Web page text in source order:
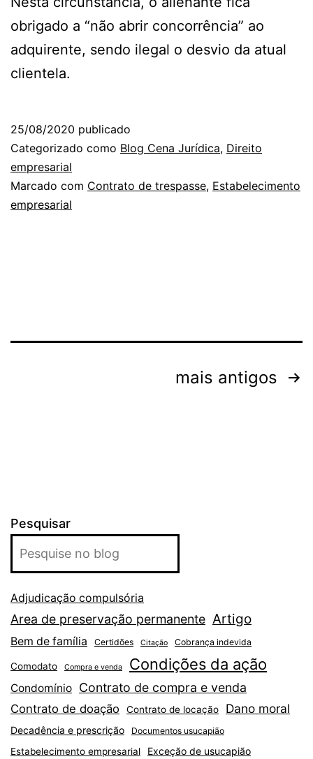
obrigado a “não abrir concorrência” ao
adquirente, sendo ilegal o desvio da atual
clientela.
25/08/2020 publicado
Categorizado como Blog Cena Jurídica, Direito
empresarial
Marcado com Contrato de trespasse, Estabelecimento
empresarial
mais antigos
Pesquisar
Adjudicação compulsória
Area de preservação permanente Artigo
Bem de família Certidões Citação Cobrança indevida
Comodato Compra e venda Condições da ação
Condomínio Contrato de compra e venda
Contrato de doação Contrato de locação Dano moral
Decadência e prescrição Documentos usucapião
Estabelecimento empresarial Exceção de usucapião